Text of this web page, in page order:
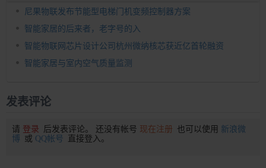
尼果物联发布节能型电梯门机变频控制器方案
智能家居的后来者，老字号的入
智能物联网芯片设计公司杭州微纳核芯获近亿首轮融资
智能家居与室内空气质量监测
发表评论
请 登录 后发表评论。 还没有帐号 现在注册 也可以使用 新浪微
博 或 QQ帐号 直接登入。